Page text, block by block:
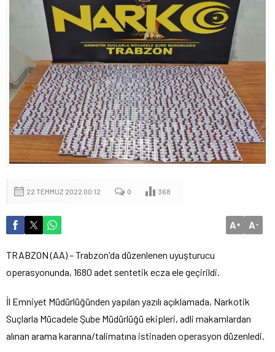
22 TEMMUZ 2022 00:12 0 368
A+ A-
TRABZON (AA) – Trabzon'da düzenlenen uyuşturucu
operasyonunda, 1680 adet sentetik ecza ele geçirildi.
İl Emniyet Müdürlüğünden yapılan yazılı açıklamada, Narkotik
Suçlarla Mücadele Şube Müdürlüğü ekipleri, adli makamlardan
alınan arama kararına/talimatına istinaden operasyon düzenledi.